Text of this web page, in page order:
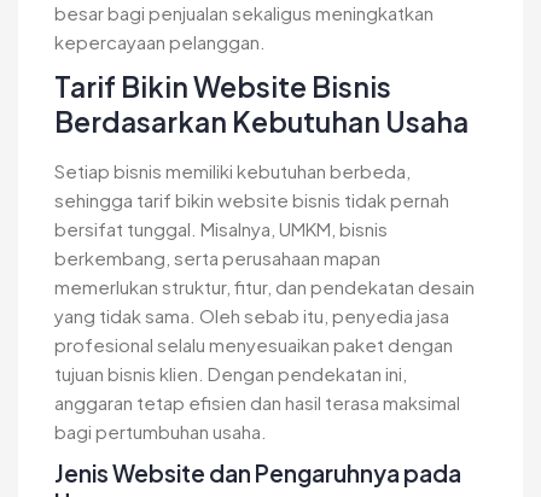
besar bagi penjualan sekaligus meningkatkan
kepercayaan pelanggan.
Tarif Bikin Website Bisnis
Berdasarkan Kebutuhan Usaha
Setiap bisnis memiliki kebutuhan berbeda,
sehingga tarif bikin website bisnis tidak pernah
bersifat tunggal. Misalnya, UMKM, bisnis
berkembang, serta perusahaan mapan
memerlukan struktur, fitur, dan pendekatan desain
yang tidak sama. Oleh sebab itu, penyedia jasa
profesional selalu menyesuaikan paket dengan
tujuan bisnis klien. Dengan pendekatan ini,
anggaran tetap efisien dan hasil terasa maksimal
bagi pertumbuhan usaha.
Jenis Website dan Pengaruhnya pada